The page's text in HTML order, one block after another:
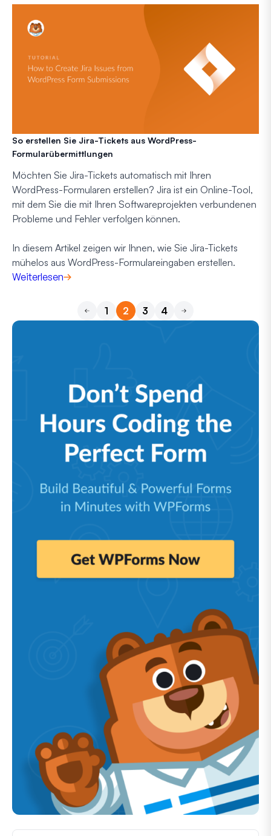
So erstellen Sie Jira-Tickets aus WordPress-
Formularübermittlungen
Möchten Sie Jira-Tickets automatisch mit Ihren
WordPress-Formularen erstellen? Jira ist ein Online-Tool,
mit dem Sie die mit Ihren Softwareprojekten verbundenen
Probleme und Fehler verfolgen können.
In diesem Artikel zeigen wir Ihnen, wie Sie Jira-Tickets
mühelos aus WordPress-Formulareingaben erstellen.
Weiterlesen
1 2 3
4